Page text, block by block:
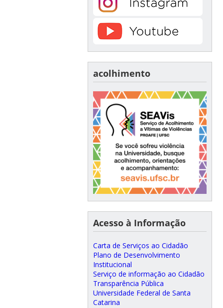
acolhimento
Acesso à Informação
Carta de Serviços ao Cidadão
Plano de Desenvolvimento
Institucional
Serviço de informação ao Cidadão
Transparência Pública
Universidade Federal de Santa
Catarina